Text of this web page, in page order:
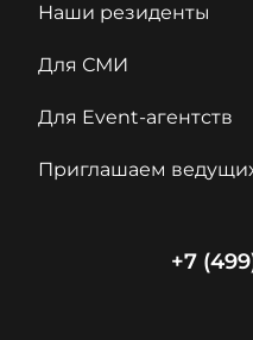
Наши резиденты
Для СМИ
Для Event-агентств
Приглашаем
+7